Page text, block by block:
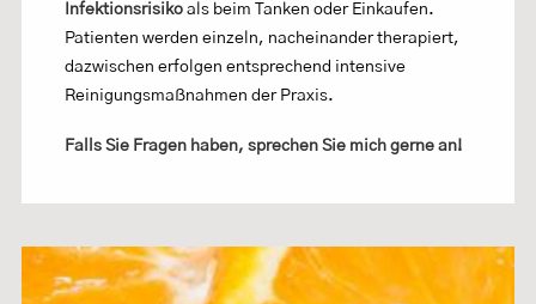
Infektionsrisiko als beim Tanken oder Einkaufen.
Patienten werden einzeln, nacheinander therapiert,
dazwischen erfolgen entsprechend intensive
Reinigungsmaßnahmen der Praxis.
Falls Sie Fragen haben, sprechen Sie mich gerne an!